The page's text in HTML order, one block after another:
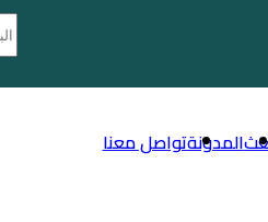
المدونةتواصل معنا